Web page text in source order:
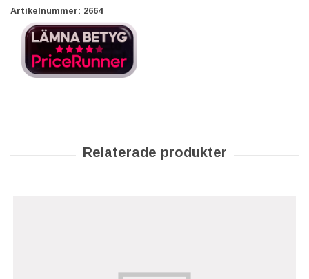
Artikelnummer: 2664